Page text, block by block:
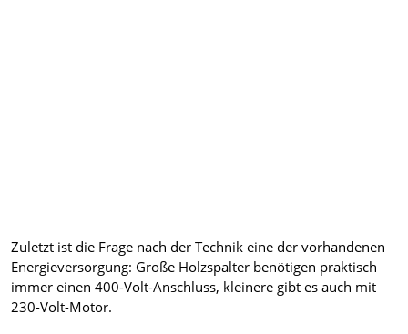
Zuletzt ist die Frage nach der Technik eine der vorhandenen
Energieversorgung: Große Holzspalter benötigen praktisch
immer einen 400-Volt-Anschluss, kleinere gibt es auch mit
230-Volt-Motor.